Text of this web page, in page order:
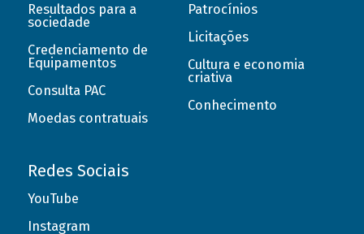
Resultados para a
sociedade
Credenciamento de
Equipamentos
Consulta PAC
Moedas contratuais
Patrocínios
Licitações
Cultura e economia
criativa
Conhecimento
Redes Sociais
YouTube
Instagram